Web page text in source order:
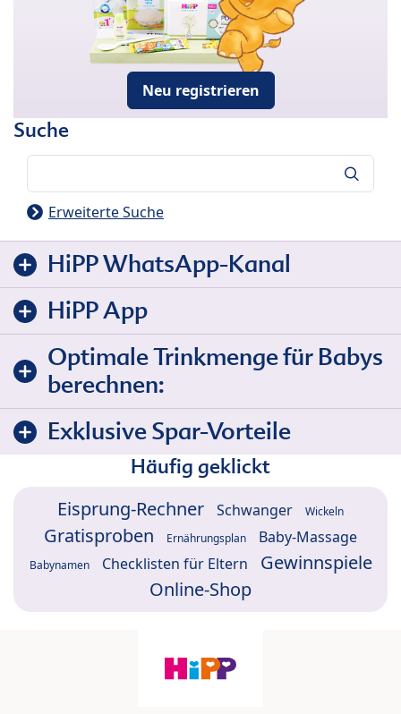
Neu registrieren
Suche
Erweiterte Suche
HiPP WhatsApp-Kanal
HiPP App
Optimale Trinkmenge für Babys
berechnen:
Exklusive Spar-Vorteile
Häufig geklickt
Eisprung-Rechner Schwanger Wickeln
Gratisproben Ernährungsplan Baby-Massage
Babynamen Checklisten für Eltern
Gewinnspiele
Online-Shop